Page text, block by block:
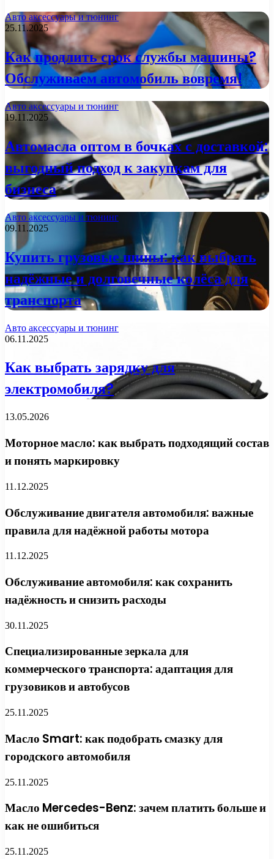
Авто аксессуары и тюнинг
25.11.2025
Как продлить срок службы машины?
Обслуживаем автомобиль вовремя!
Авто аксессуары и тюнинг
19.11.2025
Автомасла оптом в бочках с доставкой:
выгодный подход к закупкам для
бизнеса
Авто аксессуары и тюнинг
09.11.2025
Купить грузовые шины: как выбрать
надёжные и долговечные колёса для
транспорта
Авто аксессуары и тюнинг
06.11.2025
Как выбрать зарядку для
электромобиля?
13.05.2026
Моторное масло: как выбрать подходящий состав
и понять маркировку
11.12.2025
Обслуживание двигателя автомобиля: важные
правила для надёжной работы мотора
11.12.2025
Обслуживание автомобиля: как сохранить
надёжность и снизить расходы
30.11.2025
Специализированные зеркала для
коммерческого транспорта: адаптация для
грузовиков и автобусов
25.11.2025
Масло Smart: как подобрать смазку для
городского автомобиля
25.11.2025
Масло Mercedes-Benz: зачем платить больше и
как не ошибиться
25.11.2025